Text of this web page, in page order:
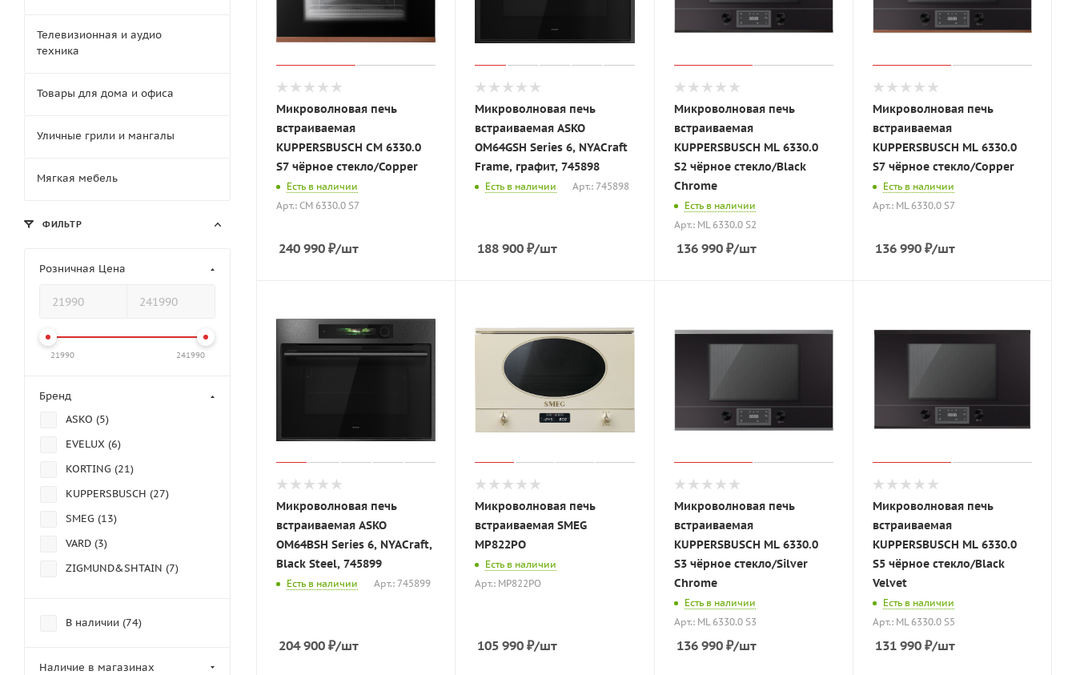
Микроволновая печь
встраиваемая
KUPPERSBUSCH CM 6330.0
S7 чёрное стекло/Copper
Есть в наличии
Арт.: CM 6330.0 S7
240 990 ₽/шт
Микроволновая печь
встраиваемая ASKO
OM64GSH Series 6, NYACraft
Frame, графит, 745898
Есть в наличии Арт.: 745898
188 900 ₽/шт
Микроволновая печь
встраиваемая
KUPPERSBUSCH ML 6330.0
S2 чёрное стекло/Black
Chrome
Есть в наличии
Арт.: ML 6330.0 S2
136 990₽/шт
Микроволновая печь
встраиваемая
KUPPERSBUSCH ML 6330.0
S7 чёрное стекло/Copper
Есть в наличии
Арт.: ML 6330.0 S7
136 990₽/шт
Микроволновая печь
встраиваемая ASKO
OM64BSH Series 6, NYACraft,
Black Steel, 745899
Есть в наличии Арт.: 745899
204 900 ₽/шт
Микроволновая печь
встраиваемая SMEG
MP822PO
Есть в наличии
Арт.: MP822PO
105 990 ₽/шт
Микроволновая печь
встраиваемая
KUPPERSBUSCH ML 6330.0
S3 чёрное стекло/Silver
Chrome
Есть в наличии
Арт.: ML 6330.0 S3
136 990₽/шт
Микроволновая печь
встраиваемая
KUPPERSBUSCH ML 6330.0
S5 чёрное стекло/Black
Velvet
Есть в наличии
Арт.: ML 6330.0 S5
131 990₽/шт
Телевизионная и аудио
техника
Товары для дома и офиса
Уличные грили и мангалы
Мягкая мебель
ФИЛЬТР
Розничная Цена
21990 241990
Бренд
ASKO (5)
EVELUX (6)
KORTING (21)
KUPPERSBUSCH (27)
SMEG (13)
VARD (3)
ZIGMUND&SHTAIN (7)
В наличии (74)
Наличие в магазинах